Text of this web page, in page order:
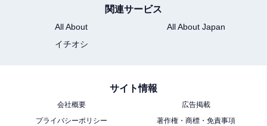
関連サービス
All About
All About Japan
イチオシ
サイト情報
会社概要
広告掲載
プライバシーポリシー
著作権・商標・免責事項